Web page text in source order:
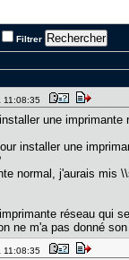
Filtrer
11:08:35
une imprimante
installer une
normal, j'aurais mis
réseau qui
ne m'a pas donné
11:08:35